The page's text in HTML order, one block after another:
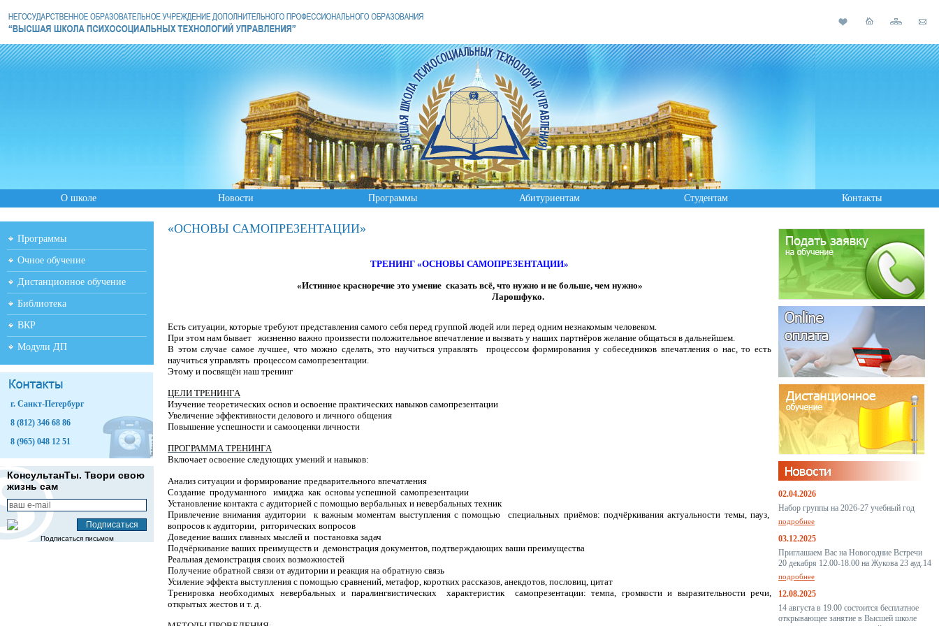
О школе Новости Программы Абитуриентам Студентам Контакты
Программы
Очное обучение
Дистанционное обучение
Библиотека
ВКР
Модули ДП
г. Санкт-Петербург
8 (812) 346 68 86
8 (965) 048 12 51
КонсультанТы. Твори свою
жизнь сам
Подписаться письмом
«ОСНОВЫ САМОПРЕЗЕНТАЦИИ»
ТРЕНИНГ «ОСНОВЫ САМОПРЕЗЕНТАЦИИ»
«Истинное красноречие это умение сказать всё, что нужно и не больше, чем нужно»
Ларошфуко.
Есть ситуации, которые требуют представления самого себя перед группой людей или перед одним незнакомым человеком.
При этом нам бывает жизненно важно произвести положительное впечатление и вызвать у наших партнёров желание общаться в дальнейшем.
В этом случае самое лучшее, что можно сделать, это научиться управлять процессом формирования у собеседников впечатления о нас, то есть
научиться управлять процессом самопрезентации.
Этому и посвящён наш тренинг
ЦЕЛИ ТРЕНИНГА
Изучение теоретических основ и освоение практических навыков самопрезентации
Увеличение эффективности делового и личного общения
Повышение успешности и самооценки личности
ПРОГРАММА ТРЕНИНГА
Включает освоение следующих умений и навыков:
Анализ ситуации и формирование предварительного впечатления
Создание продуманного имиджа как основы успешной самопрезентации
Установление контакта с аудиторией с помощью вербальных и невербальных техник
Привлечение внимания аудитории к важным моментам выступления с помощью специальных приёмов: подчёркивания актуальности темы, пауз,
вопросов к аудитории, риторических вопросов
Доведение ваших главных мыслей и постановка задач
Подчёркивание ваших преимуществ и демонстрация документов, подтверждающих ваши преимущества
Реальная демонстрация своих возможностей
Получение обратной связи от аудитории и реакция на обратную связь
Усиление эффекта выступления с помощью сравнений, метафор, коротких рассказов, анекдотов, пословиц, цитат
Тренировка необходимых невербальных и паралингвистических характеристик самопрезентации: темпа, громкости и выразительности речи,
открытых жестов и т. д.
02.04.2026
Набор группы на 2026-27 учебный год
подробнее
03.12.2025
Приглашаем Вас на Новогодние Встречи
20 декабря 12.00-18.00 на Жукова 23 ауд.14
подробнее
12.08.2025
14 августа в 19.00 состоится бесплатное
открывающее занятие в Высшей школе